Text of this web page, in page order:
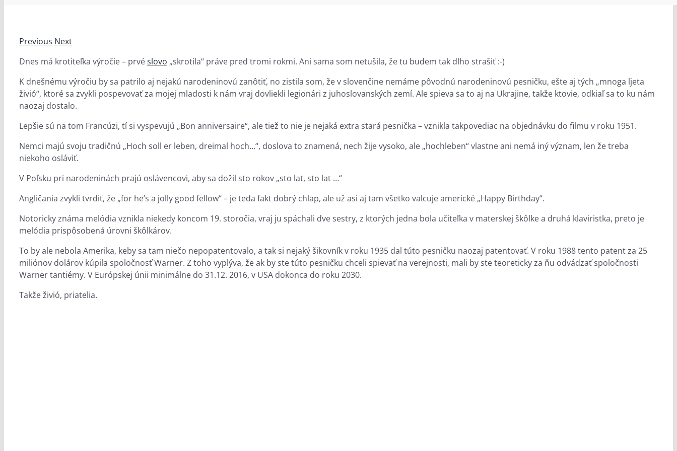
Previous Next
Dnes má krotiteľka výročie – prvéslovo „skrotila“ práve pred tromi rokmi. Ani sama som netušila, že tu budem tak dlho strašiť :-)
K dnešnému výročiu by sa patrilo aj nejakú narodeninovú zanôtiť, no zistila som, že v slovenčine nemáme pôvodnú narodeninovú pesničku, ešte aj tých „mnoga ljeta
živió“, ktoré sa zvykli pospevovať za mojej mladosti k nám vraj dovliekli legionári z juhoslovanských zemí. Ale spieva sa to aj na Ukrajine, takže ktovie, odkiaľ sa to ku nám
naozaj dostalo.
Lepšie sú na tom Francúzi, tí si vyspevujú „Bon anniversaire“, ale tiež to nie je nejaká extra stará pesnička – vznikla takpovediac na objednávku do filmu v roku 1951.
Nemci majú svoju tradičnú „Hoch soll er leben, dreimal hoch…“, doslova to znamená, nech žije vysoko, ale „hochleben“ vlastne ani nemá iný význam, len že treba
niekoho osláviť.
V Poľsku pri narodeninách prajú oslávencovi, aby sa dožil sto rokov „sto lat, sto lat …“
Angličania zvykli tvrdiť, že „for he’s a jolly good fellow“ – je teda fakt dobrý chlap, ale už asi aj tam všetko valcuje americké „Happy Birthday“.
Notoricky známa melódia vznikla niekedy koncom 19. storočia, vraj ju spáchali dve sestry, z ktorých jedna bola učiteľka v materskej škôlke a druhá klaviristka, preto je
melódia prispôsobená úrovni škôlkárov.
To by ale nebola Amerika, keby sa tam niečo nepopatentovalo, a tak si nejaký šikovník v roku 1935 dal túto pesničku naozaj patentovať. V roku 1988 tento patent za 25
miliónov dolárov kúpila spoločnosť Warner. Z toho vyplýva, že ak by ste túto pesničku chceli spievať na verejnosti, mali by ste teoreticky za ňu odvádzať spoločnosti
Warner tantiémy. V Európskej únii minimálne do 31.12. 2016, v USA dokonca do roku 2030.
Takže živió, priatelia.